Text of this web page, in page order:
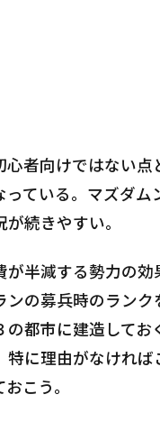
心者向けではない
ている。マズダム
続きやすい。
が半減する勢力の
ンの募兵時のラン
の都市に建造して
特に理由がなけれ
こう。